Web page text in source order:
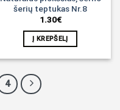
šerių teptukas Nr.8
1.30€
Į KREPŠELĮ
4